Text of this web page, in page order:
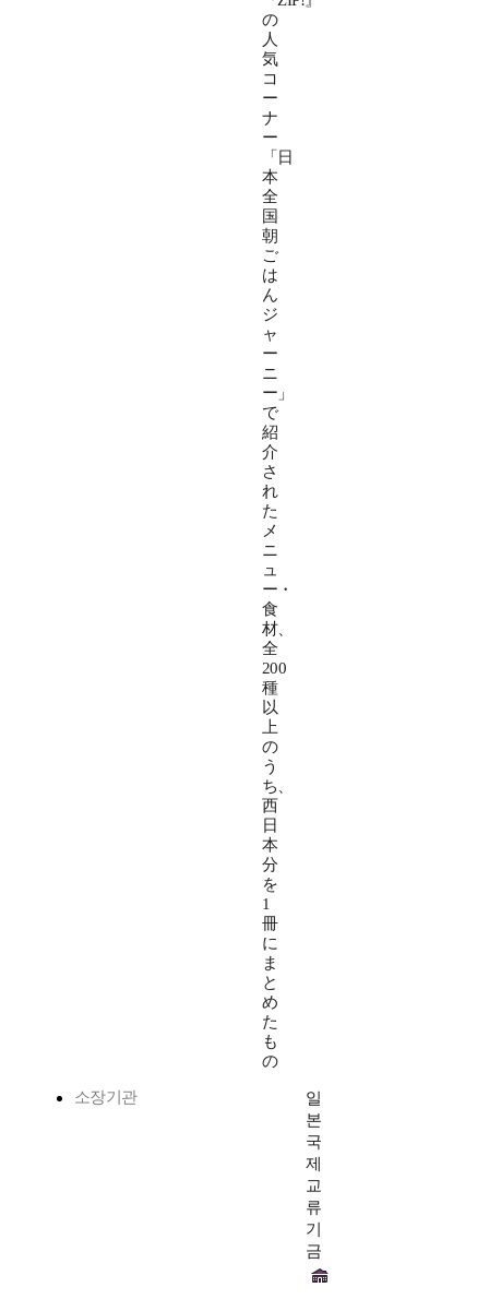
の
人
気
コ
ー
ナ
ー
「日
本
全
国
朝
ご
は
ん
ジ
ャ
ー
ニ
ー」
で
紹
介
さ
れ
た
メ
ニ
ュ
ー・
食
材、
全
200
種
以
上
の
う
ち、
西
日
本
分
を
1
冊
に
ま
と
め
た
も
の
소장기관
일
본
국
제
교
류
기
금